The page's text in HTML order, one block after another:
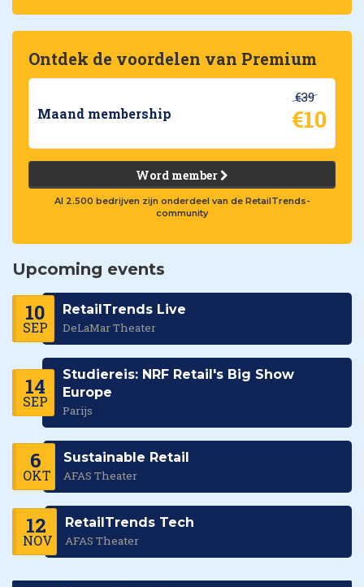
Ontdek de voordelen van Premium
Maand membership
€39
€10
Word member
Al 2.500 bedrijven zijn onderdeel van de RetailTrends-
community
Upcoming events
10
SEP
RetailTrends Live
DeLaMar Theater
14
SEP
Studiereis: NRF Retail's Big Show
Europe
Parijs
6
OKT
Sustainable Retail
AFAS Theater
12
NOV
RetailTrends Tech
AFAS Theater